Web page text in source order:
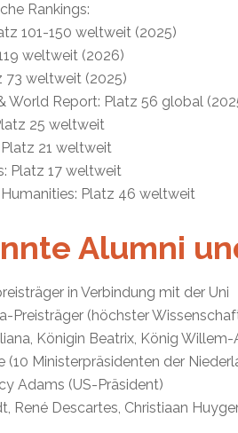
Rankings:
101-150 weltweit (2025)
weltweit (2026)
73 weltweit (2025)
World Report: Platz 56 global
25 weltweit
21 weltweit
Platz 17 weltweit
Platz 46 weltweit
Alumni
in Verbindung mit der Uni
Preisträger (höchster
Königin Beatrix, König
(10 Ministerpräsidenten der
Adams (US-Präsident)
René Descartes, Christiaan